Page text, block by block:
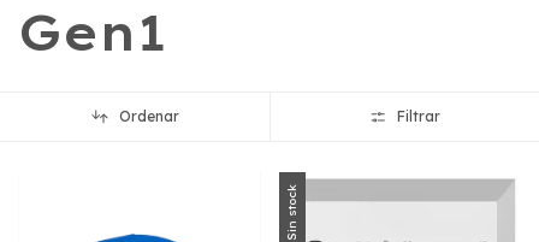
Gen1
Ordenar Filtrar
Sin stock